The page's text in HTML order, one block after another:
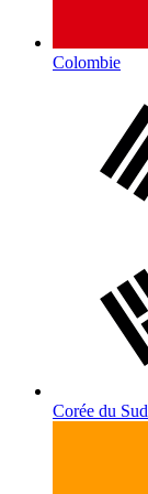
Colombie
Corée du Sud